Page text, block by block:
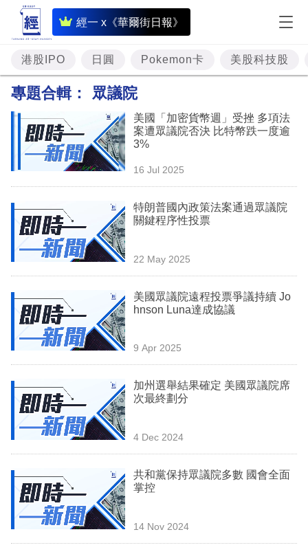
經一 x《華爾街日報》
即
時
財
經
投
資
理
業
科
技
場
生
時
事
港股IPO 日圓 Pokemon卡 美股科技股
專題合輯： 眾議院
美國「加密貨幣週」受挫 多項法
案遭眾議院否決 比特幣跌一度逾
3%
16 Jul 2025
特朗普國內政策法案通過眾議院
關鍵程序性投票
22 May 2025
美國眾議院遠程投票爭議持續 Jo
hnson Luna達成協議
9 Apr 2025
加州選舉結果確定 美國眾議院席
次最終劃分
4 Dec 2024
共和黨保持眾議院多數 國會全面
掌控
14 Nov 2024